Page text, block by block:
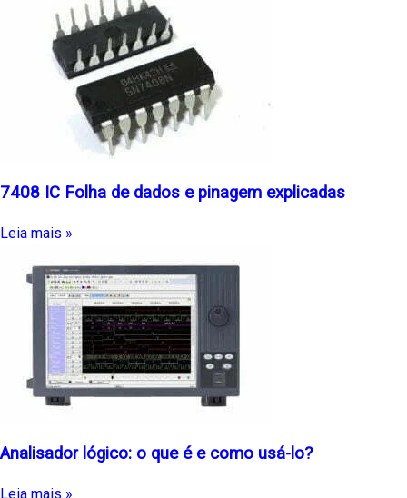
7408 IC Folha de dados e pinagem explicadas
Leia mais »
Analisador lógico: o que é e como usá-lo?
Leia mais »